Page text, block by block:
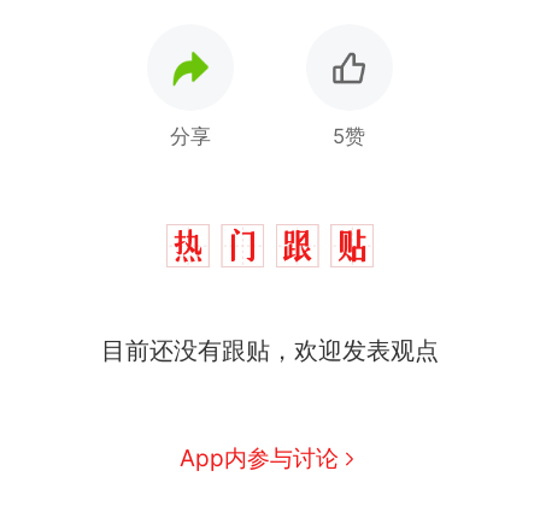
分享 5赞
目前还没有跟贴，欢迎发表观点
App内参与讨论
热
那个在床头放菜刀的女孩，
交5060元才肯搬上楼！女子傻
协会回应
台风"白海豚"中心附近最大风
力已达15级 最新研判